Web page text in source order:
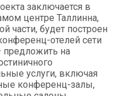
заключается в
центре Таллинна,
части, будет построен
отелей сети
предложить на
услуги, включая
конференц-залы,